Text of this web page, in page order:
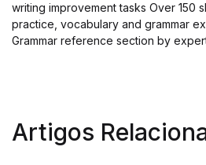
writing improvement tasks Over 150
practice, vocabulary and grammar
Grammar reference section by
Artigos